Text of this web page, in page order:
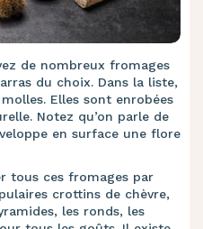
de nombreux fromages
du choix. Dans la liste,
Elles sont enrobées
Notez qu’on parle de
en surface une flore
tous ces fromages par
crottins de chèvre,
les ronds, les